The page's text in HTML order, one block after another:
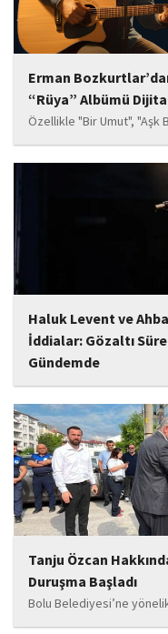
Erman
“Rüya” Albümü
Özellikle "Bir Umut", "Aşk
adını veren "Rüya"
eserler arasında yer
çalışmalarına göre daha
Haluk Levent ve
İddialar: Gözaltı
Gündemde
İstanbul Cumhuriyet
Levent ile kurucusu
soruşturmaya ilişkin yeni
bilgilere göre,
Tanju Özcan
Duruşma Başladı
Bolu Belediyesi’ne
belediye başkanlığı